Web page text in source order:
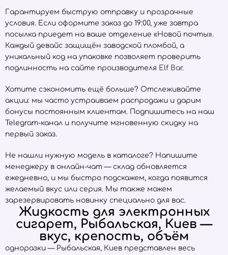
Гарантируем быструю отправку и прозрачные
условия. Если оформите заказ до 19:00, уже завтра
посылка приедет на ваше отделение «Новой почты».
Каждый девайс защищён заводской пломбой, а
уникальный код на упаковке позволяет проверить
подлинность на сайте производителя Elf Bar.
Хотите сэкономить ещё больше? Отслеживайте
акции: мы часто устраиваем распродажи и дарим
бонусы постоянным клиентам. Подпишитесь на наш
Telegram-канал и получите мгновенную скидку на
первый заказ.
Не нашли нужную модель в каталоге? Напишите
менеджеру в онлайн-чат — склад обновляется
ежедневно, и мы быстро подскажем, когда появится
желаемый вкус или серия. Мы также можем
зарезервировать новинку специально для вас.
Жидкость для электронных
сигарет, Рыбальская, Киев —
вкус, крепость, объём
одноразки — Рыбальская, Киев представлен весь